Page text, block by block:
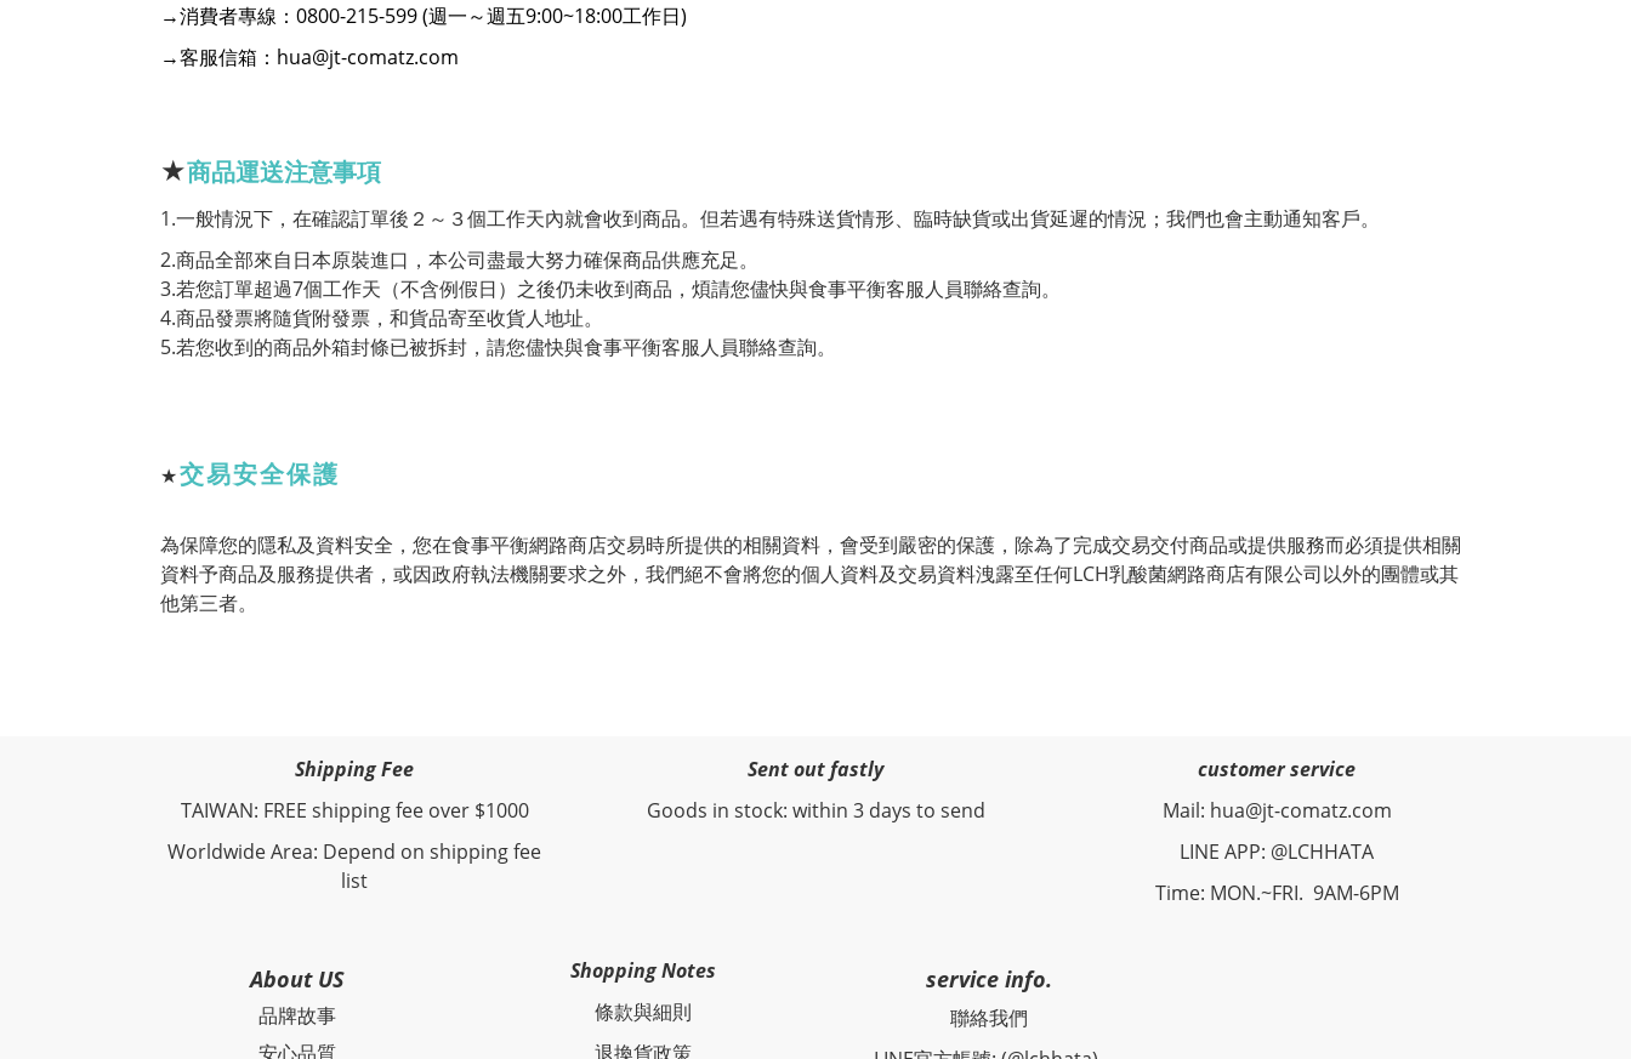
→消費者專線：0800-215-599 (週一～週五9:00~18:00工作日)
→客服信箱：hua@jt-comatz.com
★商品運送注意事項
1.一般情況下，在確認訂單後２～３個工作天內就會收到商品。但若遇有特殊送貨情形、臨時缺貨或出貨延遲的情況；我們也會主動通知客戶。
2.商品全部來自日本原裝進口，本公司盡最大努力確保商品供應充足。
3.若您訂單超過7個工作天（不含例假日）之後仍未收到商品，煩請您儘快與食事平衡客服人員聯絡查詢。
4.商品發票將隨貨附發票，和貨品寄至收貨人地址。
5.若您收到的商品外箱封條已被拆封，請您儘快與食事平衡客服人員聯絡查詢。
★交易安全保護
為保障您的隱私及資料安全，您在食事平衡網路商店交易時所提供的相關資料，會受到嚴密的保護，除為了完成交易交付商品或提供服務而必須提供相關
資料予商品及服務提供者，或因政府執法機關要求之外，我們絕不會將您的個人資料及交易資料洩露至任何LCH乳酸菌網路商店有限公司以外的團體或其
他第三者。
Shipping Fee
TAIWAN: FREE shipping fee over $1000
Worldwide Area: Depend on shipping fee
list
Sent out fastly
Goods in stock: within 3 days to send
customer service
Mail: hua@jt-comatz.com
LINE APP: @LCHHATA
Time: MON.~FRI. 9AM-6PM
About US
品牌故事
安心品質
Shopping Notes
條款與細則
退換貨政策
service info.
聯絡我們